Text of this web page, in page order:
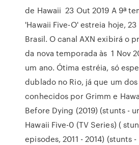
de Hawaii 23 Out 2019 A 9ª
'Hawaii Five-O' estreia hoje,
Brasil. O canal AXN exibirá o
da nova temporada às 1 Nov
um ano. Ótima estréia, só
dublado no Rio, já que um dos
conhecidos por Grimm e
Before Dying (2019) (stunts -
Hawaii Five-0 (TV Series) (
episodes, 2011 - 2014) (stunts